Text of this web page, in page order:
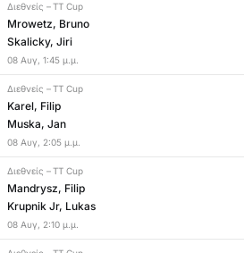
Διεθνείς – TT Cup
Mrowetz, Bruno
Skalicky, Jiri
08 Αυγ, 1:45 μ.μ.
Διεθνείς – TT Cup
Karel, Filip
Muska, Jan
08 Αυγ, 2:05 μ.μ.
Διεθνείς – TT Cup
Mandrysz, Filip
Krupnik Jr, Lukas
08 Αυγ, 2:10 μ.μ.